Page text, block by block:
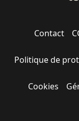
Contact
Politique de
Cookies